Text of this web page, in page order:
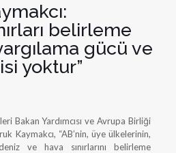
belirleme
gücü ve
yoktur”
Bakan Yardımcısı ve Avrupa Birliği
Kaymakcı, “AB’nin, üye ülkelerinin,
ve hava sınırlarını belirleme